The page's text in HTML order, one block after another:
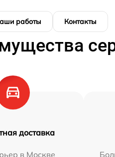
работы Контакты
доставка
в Москве